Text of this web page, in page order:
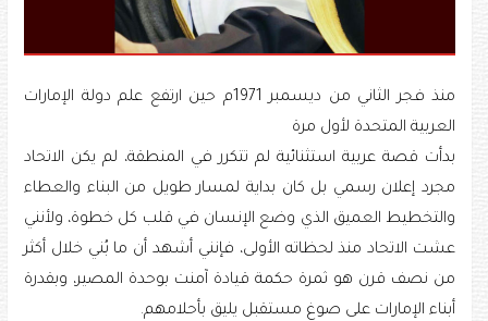
منذ فجر الثاني من ديسمبر 1971م حين ارتفع علم دولة الإمارات
العربية المتحدة لأول مرة
بدأت قصة عربية استثنائية لم تتكرر في المنطقة، لم يكن الاتحاد
مجرد إعلان رسمي بل كان بداية لمسار طويل من البناء والعطاء
والتخطيط العميق الذي وضع الإنسان في قلب كل خطوة، ولأنني
عشت الاتحاد منذ لحظاته الأولى، فإنني أشهد أن ما بُني خلال أكثر
من نصف قرن هو ثمرة حكمة قيادة آمنت بوحدة المصير، وبقدرة
أبناء الإمارات على صوغ مستقبل يليق بأحلامهم.